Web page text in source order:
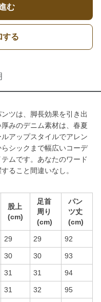
む
する
ツは、脚長効果を引き出
みのデニム素材は、春夏
アップスタイルでアレン
シックまで幅広いコーデ
ムです。あなたのワード
ること間違いなし。
股上
(cm)
足首
周り
(cm)
パン
ツ丈
(cm)
29 29 92
30 30 93
31 31 94
31 32 95